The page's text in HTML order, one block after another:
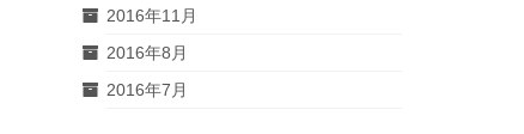
2016年11月
2016年8月
2016年7月